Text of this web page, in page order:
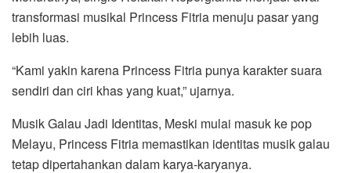
transformasi musikal Princess Fitria menuju pasar yang
lebih luas.
“Kami yakin karena Princess Fitria punya karakter suara
sendiri dan ciri khas yang kuat,” ujarnya.
Musik Galau Jadi Identitas, Meski mulai masuk ke pop
Melayu, Princess Fitria memastikan identitas musik galau
tetap dipertahankan dalam karya-karyanya.